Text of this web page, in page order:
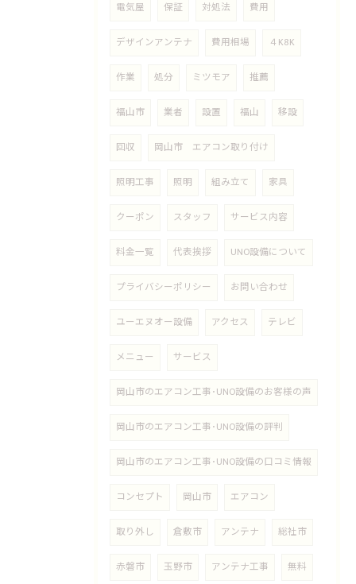
電気屋 保証 対処法 費用
デザインアンテナ 費用相場 ４K8K
作業 処分 ミツモア 推薦
福山市 業者 設置 福山 移設
回収 岡山市 エアコン取り付け
照明工事 照明 組み立て 家具
クーポン スタッフ サービス内容
料金一覧 代表挨拶 UNO設備について
プライバシーポリシー お問い合わせ
ユーエヌオー設備 アクセス テレビ
メニュー サービス
岡山市のエアコン工事･UNO設備のお客様の声
岡山市のエアコン工事･UNO設備の評判
岡山市のエアコン工事･UNO設備の口コミ情報
コンセプト 岡山市 エアコン
取り外し 倉敷市 アンテナ 総社市
赤磐市 玉野市 アンテナ工事 無料